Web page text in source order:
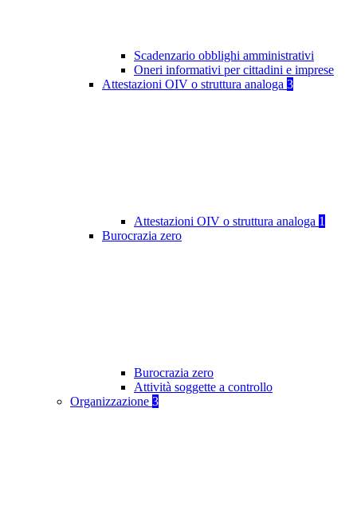
Scadenzario obblighi amministrativi
Oneri informativi per cittadini e imprese
Attestazioni OIV o struttura analoga 3
Attestazioni OIV o struttura analoga 1
Burocrazia zero
Burocrazia zero
Attività soggette a controllo
Organizzazione 3